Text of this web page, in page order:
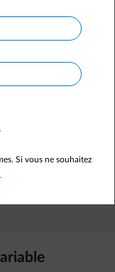
FR
Si vous ne souhaitez